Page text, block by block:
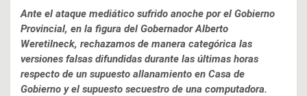
Ante el ataque mediático sufrido anoche por el Gobierno
Provincial, en la figura del Gobernador Alberto
Weretilneck, rechazamos de manera categórica las
versiones falsas difundidas durante las últimas horas
respecto de un supuesto allanamiento en Casa de
Gobierno y el supuesto secuestro de una computadora.